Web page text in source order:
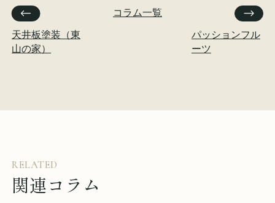
天井板塗装（東
山の家）
コラム一覧
パッションフル
ーツ
RELATED
関連コラム